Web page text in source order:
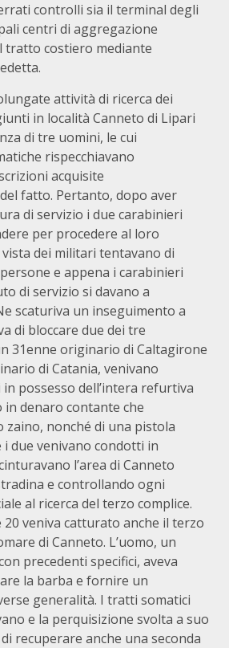
controlli sia il terminal degli
centri di aggregazione
tratto costiero mediante
attività di ricerca dei
in località Canneto di Lipari
di tre uomini, le cui
rispecchiavano
acquisite
fatto. Pertanto, dopo aver
di servizio i due carabinieri
per procedere al loro
dei militari tentavano di
e appena i carabinieri
di servizio si davano a
scaturiva un inseguimento a
di bloccare due dei tre
31enne originario di Caltagirone
di Catania, venivano
possesso dell’intera refurtiva
in denaro contante che
zaino, nonché di una pistola
due venivano condotti in
l’area di Canneto
e controllando ogni
al ricerca del terzo complice.
20 veniva catturato anche il terzo
di Canneto. L’uomo, un
precedenti specifici, aveva
la barba e fornire un
generalità. I tratti somatici
e la perquisizione svolta a suo
recuperare anche una seconda